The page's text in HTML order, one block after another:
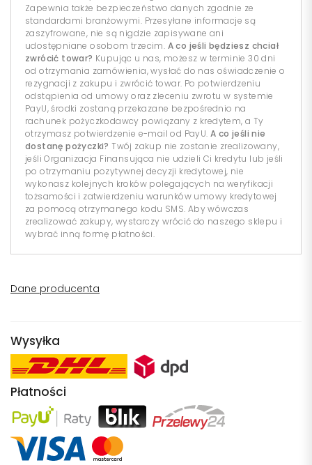
Zapewnia także bezpieczeństwo danych zgodnie ze
standardami branżowymi. Przesyłane informacje są
zaszyfrowane, nie są nigdzie zapisywane ani
udostępniane osobom trzecim. A co jeśli będziesz chciał
zwrócić towar? Kupując u nas, możesz w terminie 30 dni
od otrzymania zamówienia, wysłać do nas oświadczenie o
rezygnacji z zakupu i zwrócić towar. Po potwierdzeniu
odstąpienia od umowy oraz zleceniu zwrotu w systemie
PayU, środki zostaną przekazane bezpośrednio na
rachunek pożyczkodawcy powiązany z kredytem, a Ty
otrzymasz potwierdzenie e-mail od PayU. A co jeśli nie
dostanę pożyczki? Twój zakup nie zostanie zrealizowany,
jeśli Organizacja Finansująca nie udzieli Ci kredytu lub jeśli
po otrzymaniu pozytywnej decyzji kredytowej, nie
wykonasz kolejnych kroków polegających na weryfikacji
tożsamości i zatwierdzeniu warunków umowy kredytowej
za pomocą otrzymanego kodu SMS. Aby wówczas
zrealizować zakupy, wystarczy wrócić do naszego sklepu i
wybrać inną formę płatności.
Dane producenta
Wysyłka
Płatności